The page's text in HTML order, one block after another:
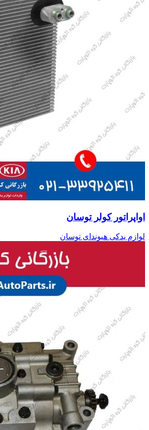
اواپراتور کولر توسان
لوازم یدکی هیوندای توسان